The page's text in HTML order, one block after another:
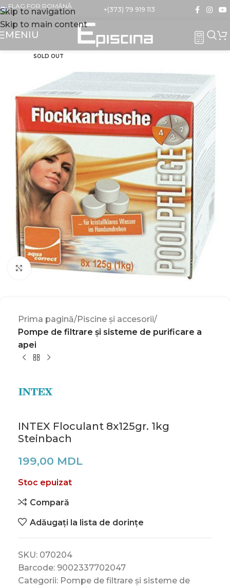
Skip to navigation
Skip to main content
+(373) 79 919 113
MENIU
SOLD OUT
Click to enlarge
Prima pagină Piscine și accesorii
Pompe de filtrare și sisteme de purificare a
apei
INTEX Floculant 8x125gr. 1kg
Steinbach
199,00 MDL
Stoc epuizat
Compară
Adăugați la lista de dorințe
SKU: 070204
Barcode: 9002337702047
Categorii: Pompe de filtrare și sisteme de